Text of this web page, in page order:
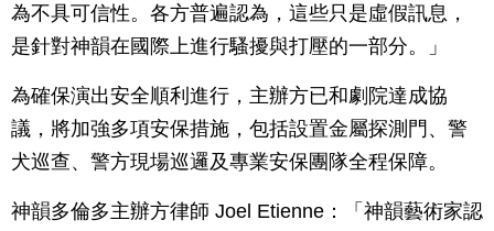
為不具可信性。各方普遍認為，這些只是虛假訊息，
是針對神韻在國際上進行騷擾與打壓的一部分。」
為確保演出安全順利進行，主辦方已和劇院達成協
議，將加強多項安保措施，包括設置金屬探測門、警
犬巡查、警方現場巡邏及專業安保團隊全程保障。
神韻多倫多主辦方律師 Joel Etienne：「神韻藝術家認